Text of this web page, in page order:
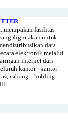
fasilitas
digunakan untuk
data
elektronik melalui
internet dari
kantor - kantor
cabang....holding